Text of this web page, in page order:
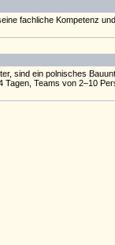
fachliche Kompetenz
sind ein polnisches
Teams von 2–10